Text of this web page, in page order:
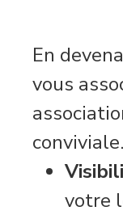
En
vous
conviviale.
votre